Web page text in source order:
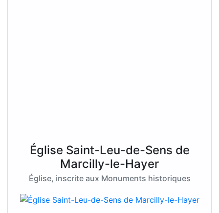
Église Saint-Leu-de-Sens de
Marcilly-le-Hayer
Église, inscrite aux Monuments historiques